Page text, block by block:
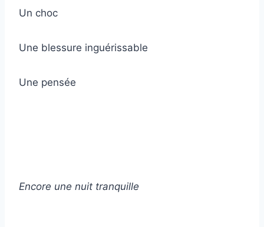
Un choc
Une blessure inguérissable
Une pensée
Encore une nuit tranquille